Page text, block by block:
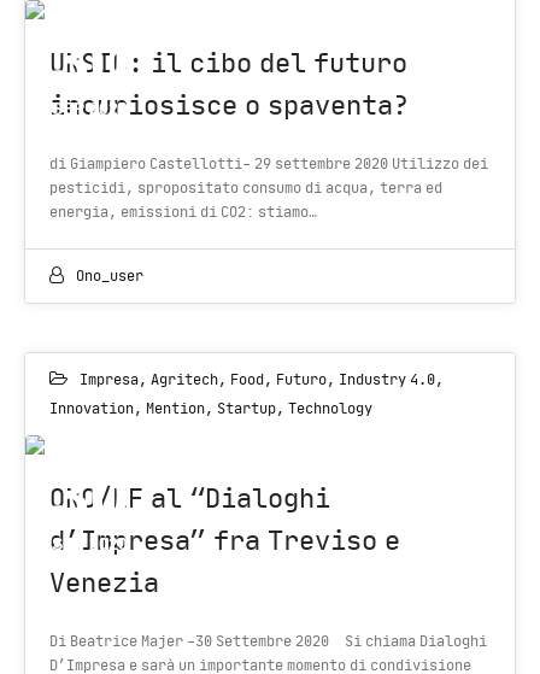
30
SEP 2020
UNSIC: il cibo del futuro
incuriosisce o spaventa?
di Giampiero Castellotti- 29 settembre 2020 Utilizzo dei
pesticidi, spropositato consumo di acqua, terra ed
energia, emissioni di CO2: stiamo…
Ono_user
Impresa, Agritech, Food , Futuro, Industry 4.0,
Innovation, Mention, Startup, Technology
30
SEP 2020
ONO/EF al “Dialoghi
d’Impresa” fra Treviso e
Venezia
Di Beatrice Majer -30 Settembre 2020 Si chiama Dialoghi
D’Impresa e sarà un importante momento di condivisione